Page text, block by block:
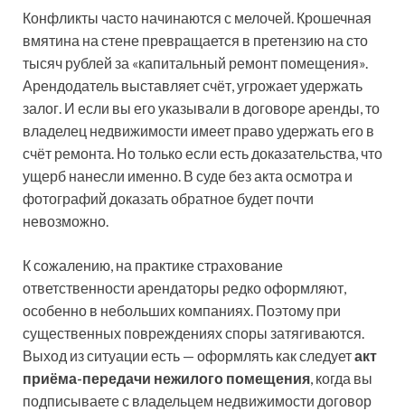
Конфликты часто начинаются с мелочей. Крошечная
вмятина на стене превращается в претензию на сто
тысяч рублей за «капитальный ремонт помещения».
Арендодатель выставляет счёт, угрожает удержать
залог. И если вы его указывали в договоре аренды, то
владелец недвижимости имеет право удержать его в
счёт ремонта. Но только если есть доказательства, что
ущерб нанесли именно. В суде без акта осмотра и
фотографий доказать обратное будет почти
невозможно.
К сожалению, на практике страхование
ответственности арендаторы редко оформляют,
особенно в небольших компаниях. Поэтому при
существенных повреждениях споры затягиваются.
Выход из ситуации есть — оформлять как следуетакт
приёма-передачи нежилого помещения, когда вы
подписываете с владельцем недвижимости договор